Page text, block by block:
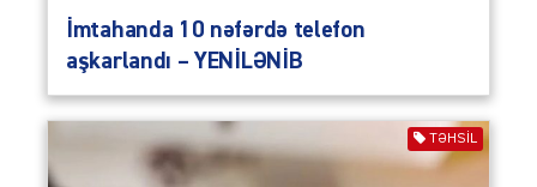
İmtahanda 10 nəfərdə telefon
aşkarlandı – YENİLƏNİB
TƏHSIL